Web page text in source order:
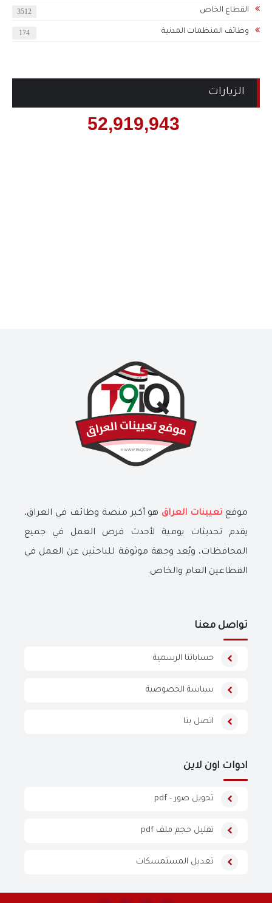
القطاع الخاص 3512
وظائف المنظمات المدنية 174
الزيارات
52,919,943
موقع تعيينات العراق هو أكبر منصة وظائف في العراق،
يقدم تحديثات يومية لأحدث فرص العمل في جميع
المحافظات، ويُعد وجهة موثوقة للباحثين عن العمل في
القطاعين العام والخاص.
تواصل معنا
حساباتنا الرسمية
سياسة الخصوصية
اتصل بنا
ادوات اون لاين
تحويل صور - pdf
تقليل حجم ملف pdf
تعديل المستمسكات